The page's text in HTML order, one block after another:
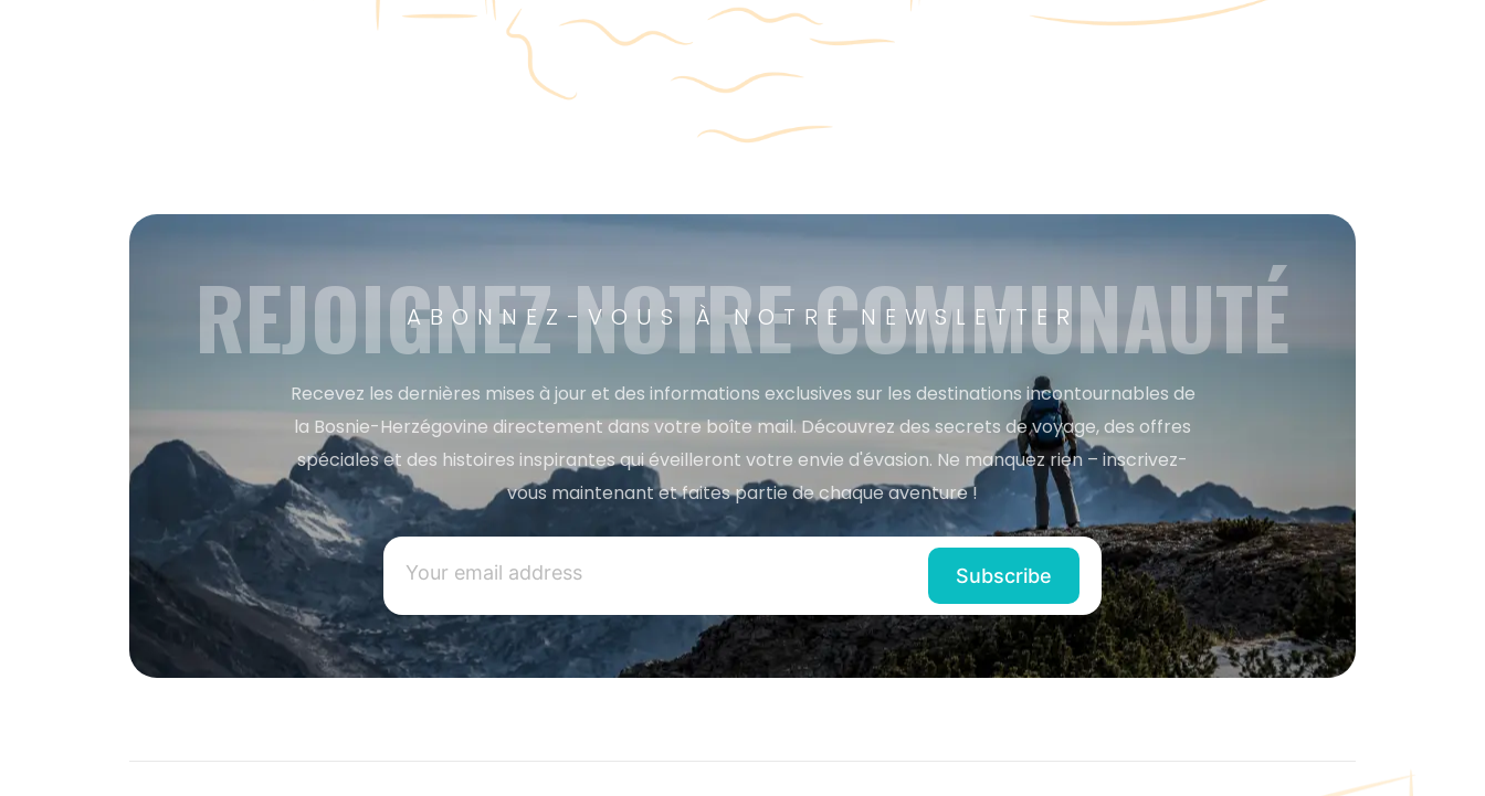
ABONNEZ-VOUS À NOTRE NEWSLETTER
REJOIGNEZ NOTRE COMMUNAUTÉ
Recevez les dernières mises à jour et des informations exclusives sur les destinations incontournables de
la Bosnie-Herzégovine directement dans votre boîte mail. Découvrez des secrets de voyage, des offres
spéciales et des histoires inspirantes qui éveilleront votre envie d'évasion. Ne manquez rien – inscrivez-
vous maintenant et faites partie de chaque aventure !